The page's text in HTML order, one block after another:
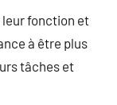
leur fonction et
à être plus
tâches et